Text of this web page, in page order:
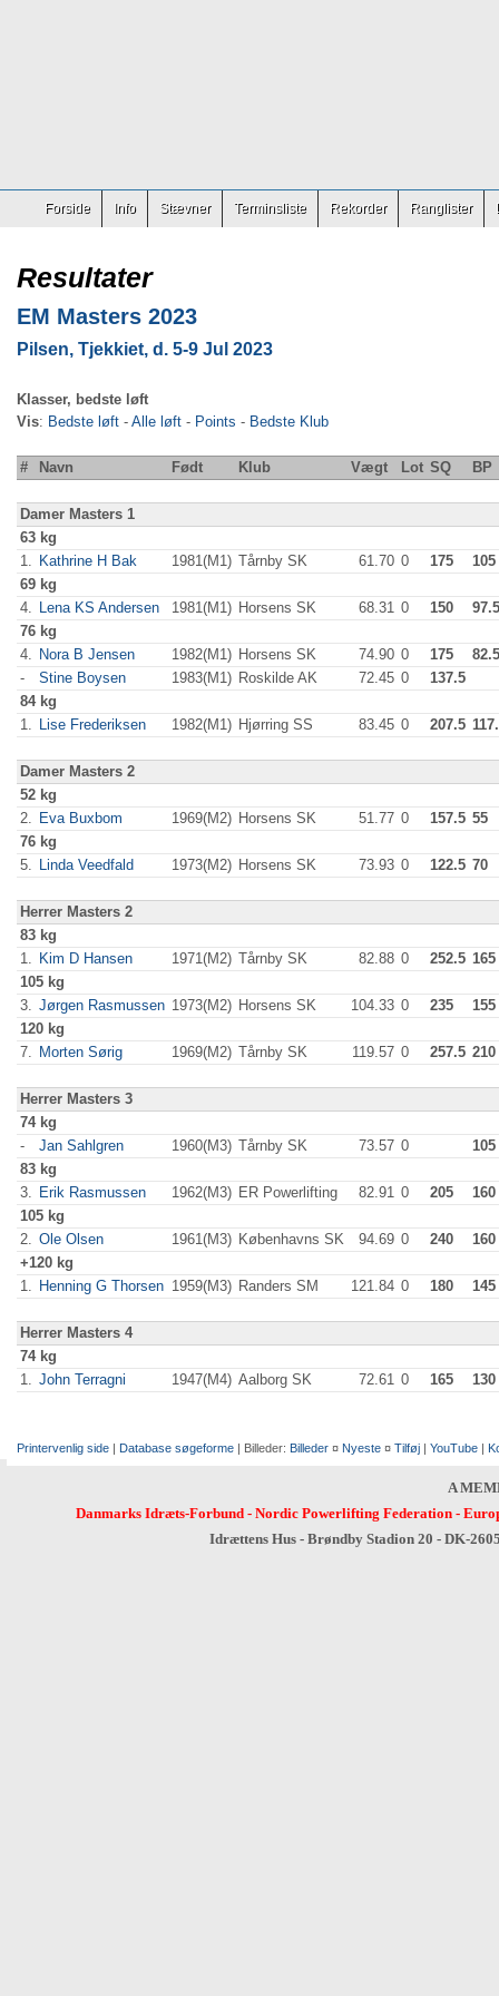
Forside Info Stævner Terminsliste Rekorder Ranglister
Resultater
EM Masters 2023
Pilsen, Tjekkiet, d. 5-9 Jul 2023
Klasser, bedste løft
Vis: Bedste løft - Alle løft - Points - Bedste Klub
# Navn Født Klub Vægt Lot SQ BP
Damer Masters 1
63 kg
1. Kathrine H Bak 1981(M1) Tårnby SK 61.70 0 175
105
69 kg
4. Lena KS Andersen 1981(M1) Horsens SK 68.31 0 150
97.5
76 kg
4. Nora B Jensen 1982(M1) Horsens SK 74.90 0 175
82.5
-
Stine Boysen 1983(M1) Roskilde AK 72.45 0
137.5
84 kg
1. Lise Frederiksen 1982(M1) Hjørring SS 83.45 0 207.5
Damer Masters 2
52 kg
2. Eva Buxbom 1969(M2) Horsens SK 51.77 0 157.5 55
76 kg
5. Linda Veedfald 1973(M2) Horsens SK 73.93 0 122.5 70
Herrer Masters 2
83 kg
1. Kim D Hansen 1971(M2) Tårnby SK 82.88 0 252.5 165
105 kg
3. Jørgen Rasmussen 1973(M2) Horsens SK 104.33 0 235
155
120 kg
7. Morten Sørig 1969(M2) Tårnby SK 119.57 0 257.5 210
Herrer Masters 3
74 kg
-
Jan Sahlgren 1960(M3) Tårnby SK 73.57 0
105
83 kg
3. Erik Rasmussen 1962(M3) ER Powerlifting 82.91 0 205
160
105 kg
2. Ole Olsen 1961(M3) Københavns SK 94.69 0 240
160
+120 kg
1. Henning G Thorsen 1959(M3) Randers SM 121.84 0 180 145
Herrer Masters 4
74 kg
1. John Terragni 1947(M4) Aalborg SK 72.61 0 165 130
Printervenlig side | Database søgeforme | Billeder: Billeder ¤ Nyeste ¤ Tilføj | YouTube |
A
Danmarks Idræts-Forbund- Nordic Powerlifting Federation-
Idrættens Hus - Brøndby Stadion 20 - DK-